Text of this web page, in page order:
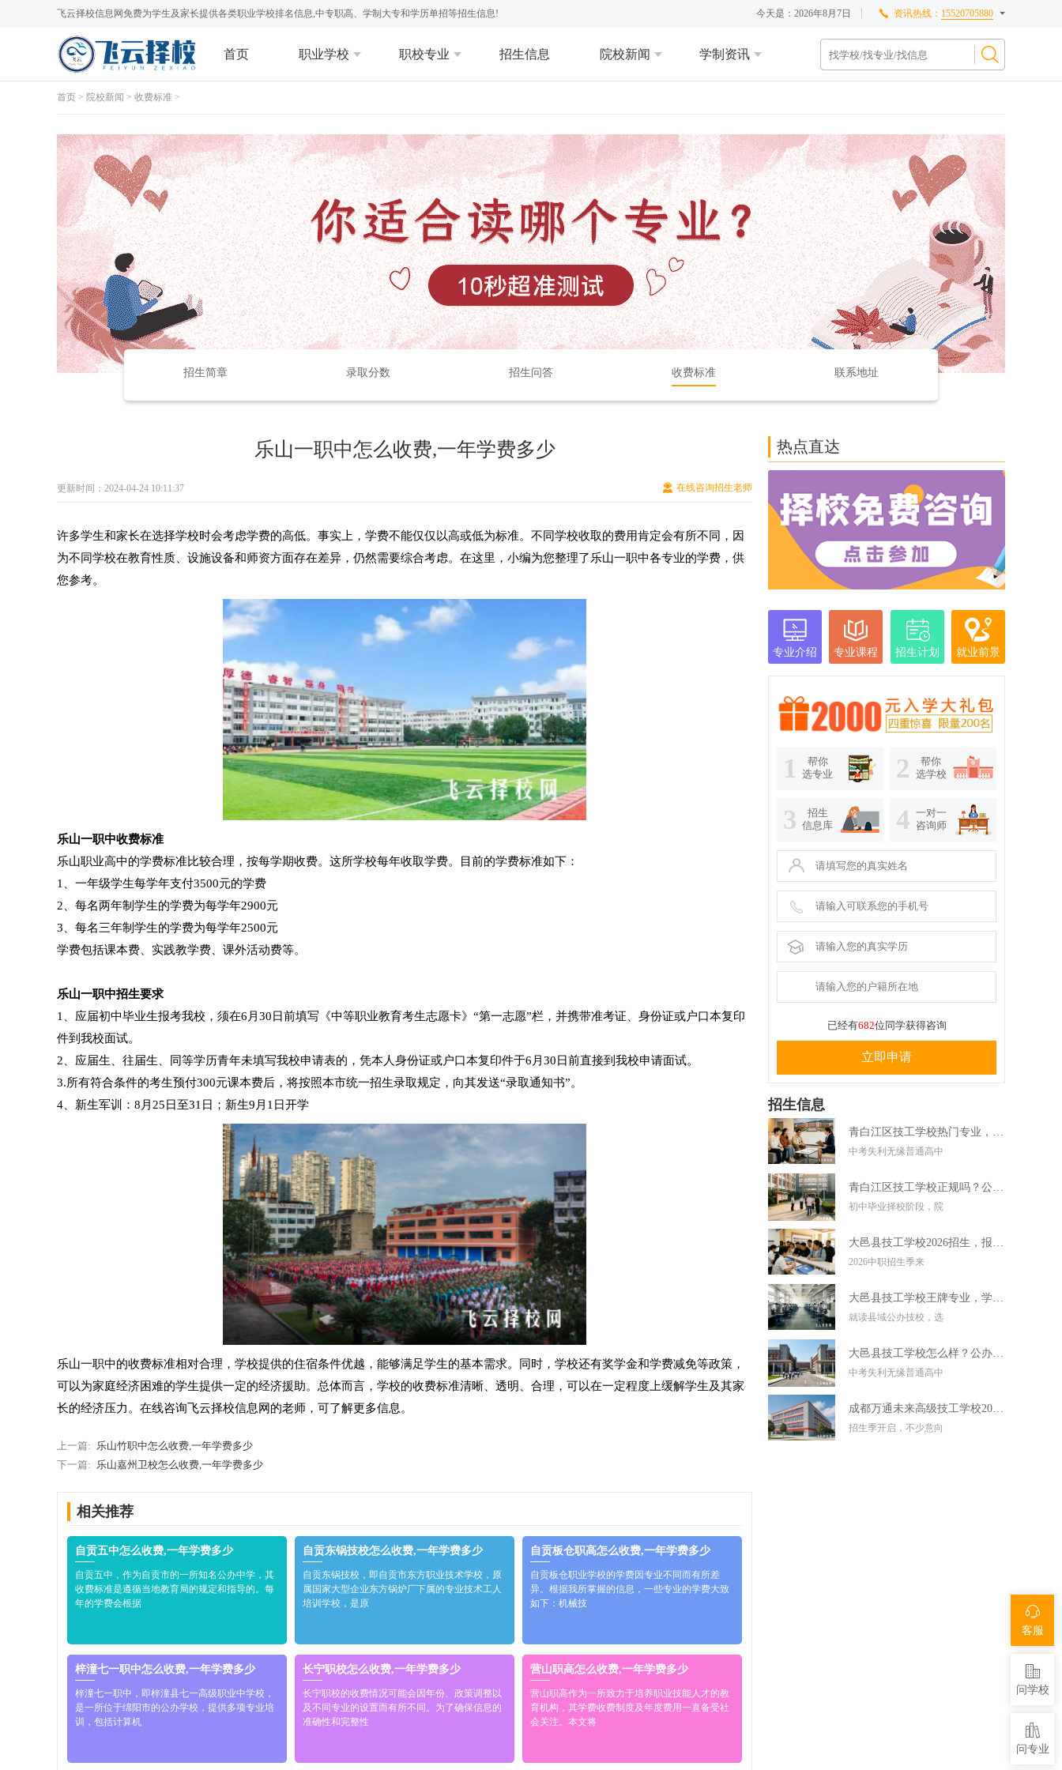
飞云择校信息网免费为学生及家长提供各类职业学校排名信息,中专职高、学制大专和学历单招等招生信息! 今天是： 2026年8月7日 资讯热线： 15520705880
首页 职业学校 职校专业 招生信息 院校新闻 学制资讯
首页 > 院校新闻 > 收费标准 >
招生简章 录取分数 招生问答 收费标准 联系地址
热点直达
专业介绍 专业课程 招生计划 就业前景
1
帮你
选专业
2
帮你
选学校
3
招生
信息库
4 一对一
咨询师
已经有682位同学获得咨询
立即申请
招生信息
中考失利无缘普通高中
初中毕业择校阶段，院
2026中职招生季来
就读县域公办技校，选
中考失利无缘普通高中
招生季开启，不少意向
乐山一职中怎么收费,一年学费多少
更新时间：2024-04-24 10:11:37 在线咨询招生老师
许多学生和家长在选择学校时会考虑学费的高低。事实上，学费不能仅仅以高或低为标准。不同学校收取的费用肯定会有所不同，因
为不同学校在教育性质、设施设备和师资方面存在差异，仍然需要综合考虑。在这里， 小编为您整理了乐山一职中各专业的学费，供
您参考。
乐山一职中收费标准
乐山职业高中的学费标准比较合理，按每学期收费。这所学校每年收取学费。目前的学费标准如下：
1、 一年级学生每学年支付3500元的学费
2、 每名两年制学生的学费为每学年2900元
3、 每名三年制学生的学费为每学年2500元
学费包括课本费、实践教学费、课外活动费等。
乐山一职中招生要求
1、应届初中毕业生报考我校，须在6月30日前填写《中等职业教育考生志愿卡》“第一志愿”栏，并携带准考证、身份证或户口本复印
件到我校面试。
2、应届生、往届生、同等学历青年未填写我校申请表的，凭本人身份证或户口本复印件于6月30日前直接到我校申请面试。
3.所有符合条件的考生预付300元课本费后，将按照本市统一招生录取规定，向其发送“录取通知书”。
4、新生军训：8月25日至31日；新生9月1日开学
乐山一职中的收费标准相对合理，学校提供的住宿条件优越，能够满足学生的基本需求。同时，学校还有奖学金和学费减免等政策，
可以为家庭经济困难的学生提供一定的经济援助。总体而言，学校的收费标准清晰、透明、合理，可以在一定程度上缓解学生及其家
长的经济压力。 在线咨询飞云择校信息网的老师，可了解更多信息。
上一篇: 乐山竹职中怎么收费,一年学费多少
下一篇: 乐山嘉州卫校怎么收费,一年学费多少
相关推荐
自贡五中怎么收费,一年学费多少
自贡五中，作为自贡市的一所知名公办中学，其
收费标准是遵循当地教育局的规定和指导的。每
年的学费会根据
自贡东锅技校怎么收费,一年学费多少
自贡东锅技校，即自贡市东方职业技术学校，原
属国家大型企业东方锅炉厂下属的专业技术工人
培训学校，是原
自贡板仓职高怎么收费,一年学费多少
自贡板仓职业学校的学费因专业不同而有所差
异。根据我所掌握的信息，一些专业的学费大致
如下：机械技
梓潼七一职中怎么收费,一年学费多少
梓潼七一职中，即梓潼县七一高级职业中学校，
是一所位于绵阳市的公办学校，提供多项专业培
训，包括计算机
长宁职校怎么收费,一年学费多少
长宁职校的收费情况可能会因年份、政策调整以
及不同专业的设置而有所不同。为了确保信息的
准确性和完整性
营山职高怎么收费,一年学费多少
营山职高作为一所致力于培养职业技能人才的教
育机构，其学费收费制度及年度费用一直备受社
会关注。本文将
客服
问学校
问专业